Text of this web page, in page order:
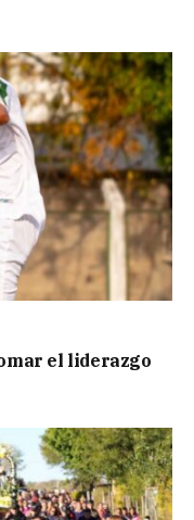
el liderazgo